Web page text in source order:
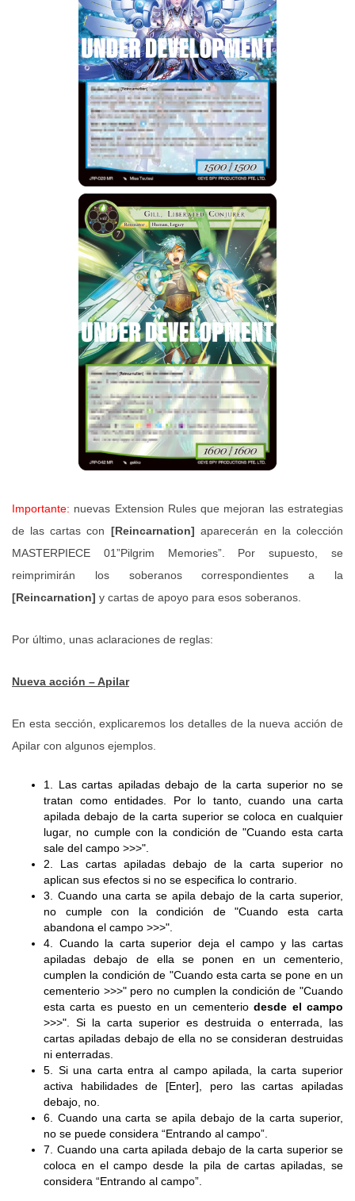
Importante: nuevas Extension Rules que mejoran las estrategias
de las cartas con [Reincarnation] aparecerán en la colección
MASTERPIECE 01”Pilgrim Memories”. Por supuesto, se
reimprimirán los soberanos correspondientes a la
[Reincarnation] y cartas de apoyo para esos soberanos.
Por último, unas aclaraciones de reglas:
Nueva acción – Apilar
En esta sección, explicaremos los detalles de la nueva acción de
Apilar con algunos ejemplos.
1. Las cartas apiladas debajo de la carta superior no se
tratan como entidades. Por lo tanto, cuando una carta
apilada debajo de la carta superior se coloca en cualquier
lugar, no cumple con la condición de "Cuando esta carta
sale del campo >>>".
2. Las cartas apiladas debajo de la carta superior no
aplican sus efectos si no se especifica lo contrario.
3. Cuando una carta se apila debajo de la carta superior,
no cumple con la condición de "Cuando esta carta
abandona el campo >>>".
4. Cuando la carta superior deja el campo y las cartas
apiladas debajo de ella se ponen en un cementerio,
cumplen la condición de "Cuando esta carta se pone en un
cementerio >>>" pero no cumplen la condición de "Cuando
esta carta es puesto en un cementeriodesde el campo
>>>". Si la carta superior es destruida o enterrada, las
cartas apiladas debajo de ella no se consideran destruidas
ni enterradas.
5. Si una carta entra al campo apilada, la carta superior
activa habilidades de [Enter], pero las cartas apiladas
debajo, no.
6. Cuando una carta se apila debajo de la carta superior,
no se puede considera “Entrando al campo”.
7. Cuando una carta apilada debajo de la carta superior se
coloca en el campo desde la pila de cartas apiladas, se
considera “Entrando al campo”.